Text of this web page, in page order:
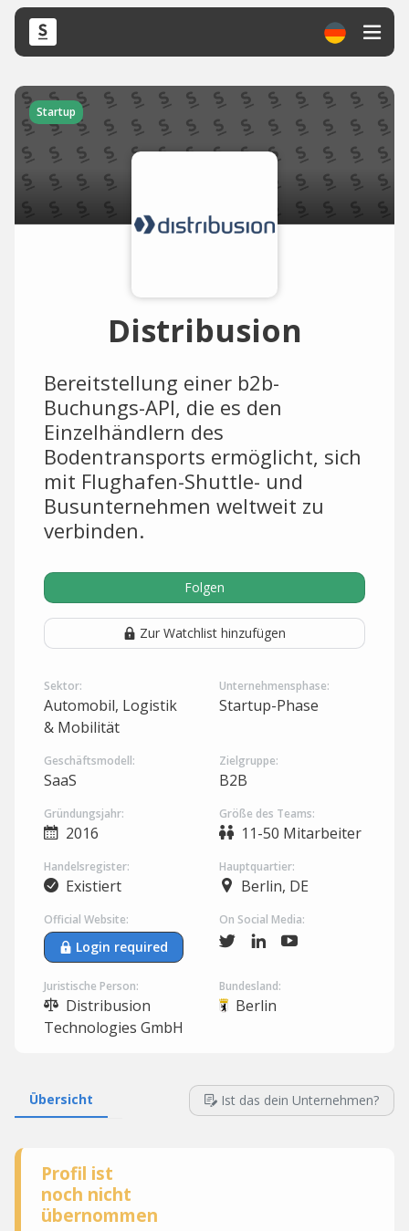
Startup
Distribusion
Bereitstellung einer b2b-
Buchungs-API, die es den
Einzelhändlern des
Bodentransports ermöglicht, sich
mit Flughafen-Shuttle- und
Busunternehmen weltweit zu
verbinden.
Folgen
Zur Watchlist hinzufügen
Sektor:
Automobil, Logistik
& Mobilität
Unternehmensphase:
Startup-Phase
Geschäftsmodell:
SaaS
Zielgruppe:
B2B
Gründungsjahr:
2016
Größe des Teams:
11-50 Mitarbeiter
Handelsregister:
Existiert
Hauptquartier:
Berlin, DE
Official Website:
Login required
On Social Media:
Juristische Person:
Distribusion
Technologies GmbH
Bundesland:
Berlin
Übersicht Ist das dein Unternehmen?
Profil ist
noch nicht
übernommen